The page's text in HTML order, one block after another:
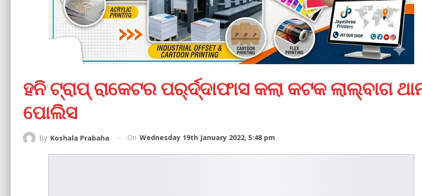
ହନି ଟ୍ରାପ୍‌ ରାକେଟର ପର୍‌ର୍ଦ୍ଦାଫାସ କଲା କଟକ ଲାଲ୍‌ବାଗ
ପୋଲିସ
By Koshala Prabaha On Wednesday 19th January 2022, 5:48 pm